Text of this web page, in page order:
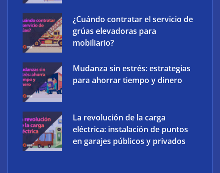
Ucademy lanza la marca Polaris para adaptar la
preparación de oposiciones al perfil del estudiante
¿Cuándo contratar el servicio de
grúas elevadoras para
mobiliario?
Mudanza sin estrés: estrategias
para ahorrar tiempo y dinero
La revolución de la carga
eléctrica: instalación de puntos
en garajes públicos y privados